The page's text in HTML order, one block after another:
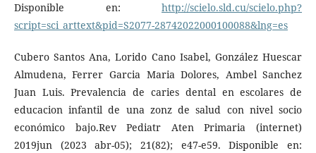
Disponible en:http://scielo.sld.cu/scielo.php?
script=sci_arttext&pid=S2077-28742022000100088&lng=es
Cubero Santos Ana, Lorido Cano Isabel, González Huescar
Almudena, Ferrer Garcia Maria Dolores, Ambel Sanchez
Juan Luis. Prevalencia de caries dental en escolares de
educacion infantil de una zonz de salud con nivel socio
económico bajo.Rev Pediatr Aten Primaria (internet)
2019jun (2023 abr-05); 21(82); e47-e59. Disponible en: